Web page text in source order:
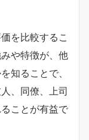
を比較するこ
や特徴が、他
知ることで、
、同僚、上司
ことが有益で